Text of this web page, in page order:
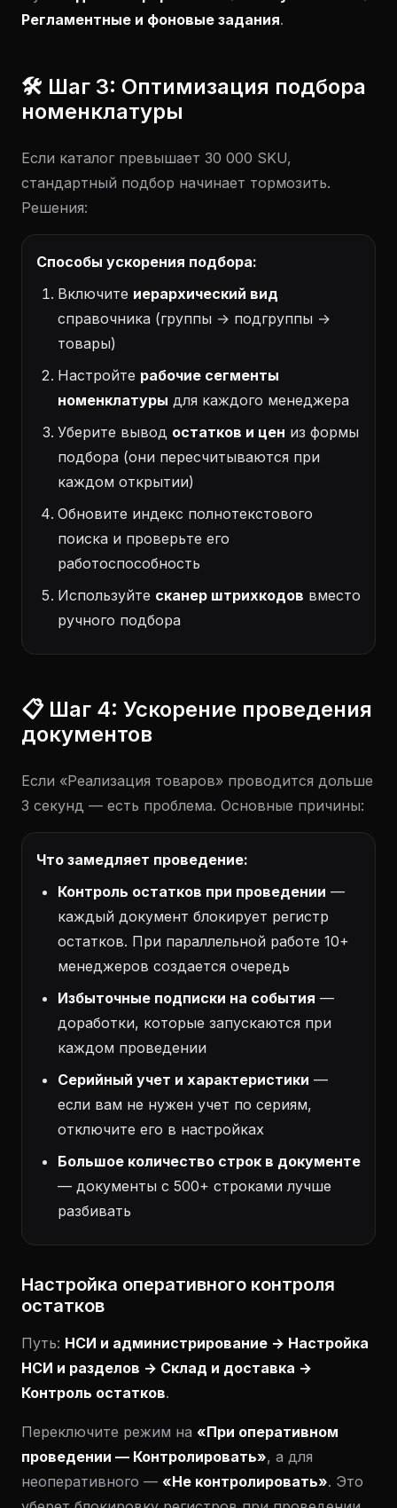
Регламентные и фоновые задания.
🛠️ Шаг 3: Оптимизация подбора
номенклатуры
Если каталог превышает 30 000 SKU,
стандартный подбор начинает тормозить.
Решения:
Способы ускорения подбора:
Включите иерархический вид
справочника (группы → подгруппы →
товары)
Настройте рабочие сегменты
номенклатуры для каждого менеджера
Уберите вывод остатков и цен из формы
подбора (они пересчитываются при
каждом открытии)
Обновите индекс полнотекстового
поиска и проверьте его
работоспособность
Используйте сканер штрихкодов вместо
ручного подбора
📋 Шаг 4: Ускорение проведения
документов
Если «Реализация товаров» проводится дольше
3 секунд — есть проблема. Основные причины:
Что замедляет проведение:
Контроль остатков при проведении —
каждый документ блокирует регистр
остатков. При параллельной работе 10+
менеджеров создается очередь
Избыточные подписки на события —
доработки, которые запускаются при
каждом проведении
Серийный учет и характеристики —
если вам не нужен учет по сериям,
отключите его в настройках
Большое количество строк в документе
— документы с 500+ строками лучше
разбивать
Настройка оперативного контроля
остатков
Путь: НСИ и администрирование → Настройка
НСИ и разделов → Склад и доставка →
Контроль остатков.
Переключите режим на «При оперативном
проведении — Контролировать», а для
неоперативного — «Не контролировать». Это